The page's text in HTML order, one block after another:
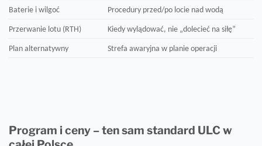
Baterie i wilgoć
Procedury przed/po locie nad wodą
Przerwanie lotu (RTH)
Kiedy wylądować, nie „dolecieć na siłę”
Plan alternatywny
Strefa awaryjna w planie operacji
Program i ceny – ten sam standard ULC w